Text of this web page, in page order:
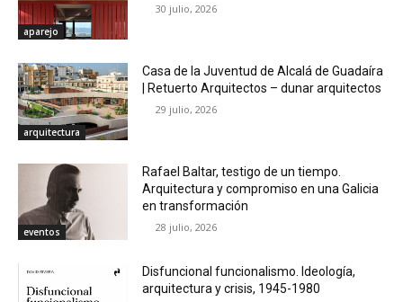
aparejo
30 julio, 2026
arquitectura
Casa de la Juventud de Alcalá de Guadaíra
| Retuerto Arquitectos – dunar arquitectos
29 julio, 2026
eventos
Rafael Baltar, testigo de un tiempo.
Arquitectura y compromiso en una Galicia
en transformación
28 julio, 2026
Disfuncional funcionalismo. Ideología,
arquitectura y crisis, 1945-1980